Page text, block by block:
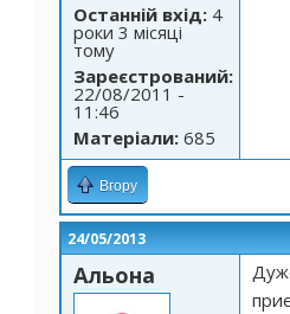
Останній вхід: 4
роки 3 місяці
тому
Зареєстрований:
22/08/2011 -
11:46
Матеріали: 685
Вгору
24/05/2013
Альона